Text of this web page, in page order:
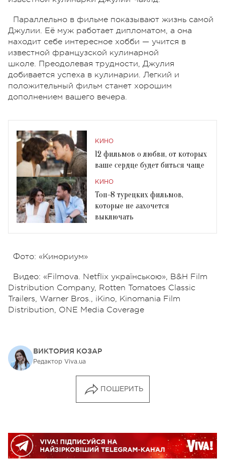
Параллельно в фильме показывают жизнь самой
Джулии. Её муж работает дипломатом, а она
находит себе интересное хобби — учится в
известной французской кулинарной
школе. Преодолевая трудности, Джулия
добивается успеха в кулинарии. Легкий и
положительный фильм станет хорошим
дополнением вашего вечера.
КИНО
12 фильмов о любви, от которых
ваше сердце будет биться чаще
КИНО
Топ-8 турецких фильмов,
которые не захочется
выключать
Фото: «Кинориум»
Видео: «Filmova. Netflix українською», B&H Film
Distribution Company, Rotten Tomatoes Classic
Trailers, Warner Bros., iKino, Kinomania Film
Distribution, ONE Media Coverage
ВИКТОРИЯ КОЗАР
Редактор Viva.ua
ПОШЕРИТЬ